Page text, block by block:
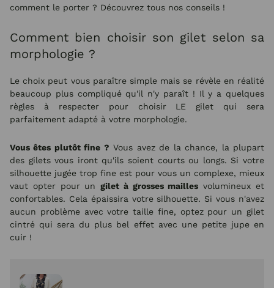
comment le porter ? Découvrez tous nos conseils !
Comment bien choisir son gilet selon sa
morphologie ?
Le choix peut vous paraître simple mais se révèle en réalité
beaucoup plus compliqué qu'il n'y paraît ! Il y a quelques
règles à respecter pour choisir LE gilet qui sera
parfaitement adapté à votre morphologie.
Vous êtes plutôt fine ? Vous avez de la chance, la plupart
des gilets vous iront qu'ils soient courts ou longs. Si votre
silhouette jugée trop fine est pour vous un complexe, mieux
vaut opter pour ungilet à grosses mailles volumineux et
confortables. Cela épaissira votre silhouette. Si vous n'avez
aucun problème avec votre taille fine, optez pour un gilet
cintré qui sera du plus bel effet avec une petite jupe en
cuir !